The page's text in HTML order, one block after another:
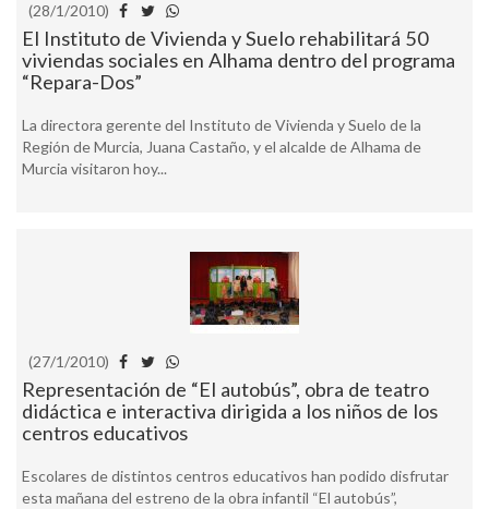
(28/1/2010)
El Instituto de Vivienda y Suelo rehabilitará 50
viviendas sociales en Alhama dentro del programa
“Repara-Dos”
La directora gerente del Instituto de Vivienda y Suelo de la
Región de Murcia, Juana Castaño, y el alcalde de Alhama de
Murcia visitaron hoy...
(27/1/2010)
Representación de “El autobús”, obra de teatro
didáctica e interactiva dirigida a los niños de los
centros educativos
Escolares de distintos centros educativos han podido disfrutar
esta mañana del estreno de la obra infantil “El autobús”,